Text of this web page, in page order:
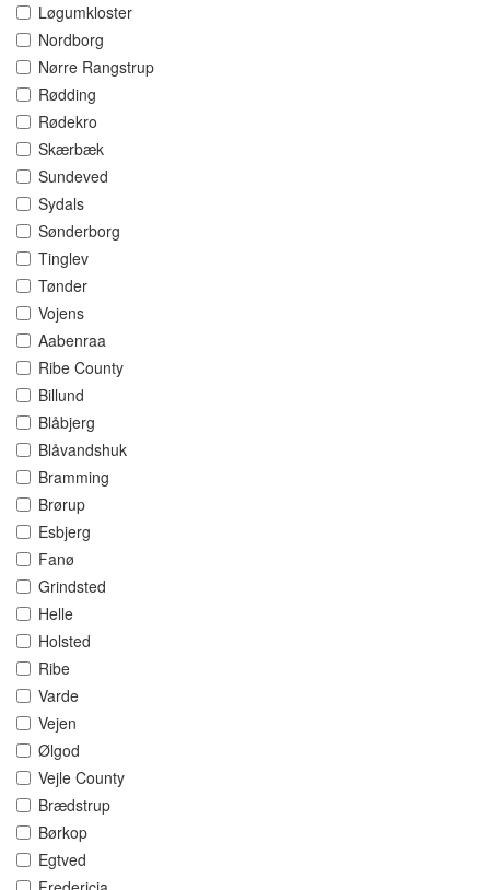
Løgumkloster
Nordborg
Nørre Rangstrup
Rødding
Rødekro
Skærbæk
Sundeved
Sydals
Sønderborg
Tinglev
Tønder
Vojens
Aabenraa
Ribe County
Billund
Blåbjerg
Blåvandshuk
Bramming
Brørup
Esbjerg
Fanø
Grindsted
Helle
Holsted
Ribe
Varde
Vejen
Ølgod
Vejle County
Brædstrup
Børkop
Egtved